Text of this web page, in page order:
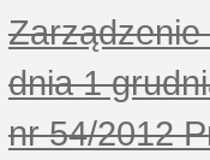
dnia 1
nr 54/2012